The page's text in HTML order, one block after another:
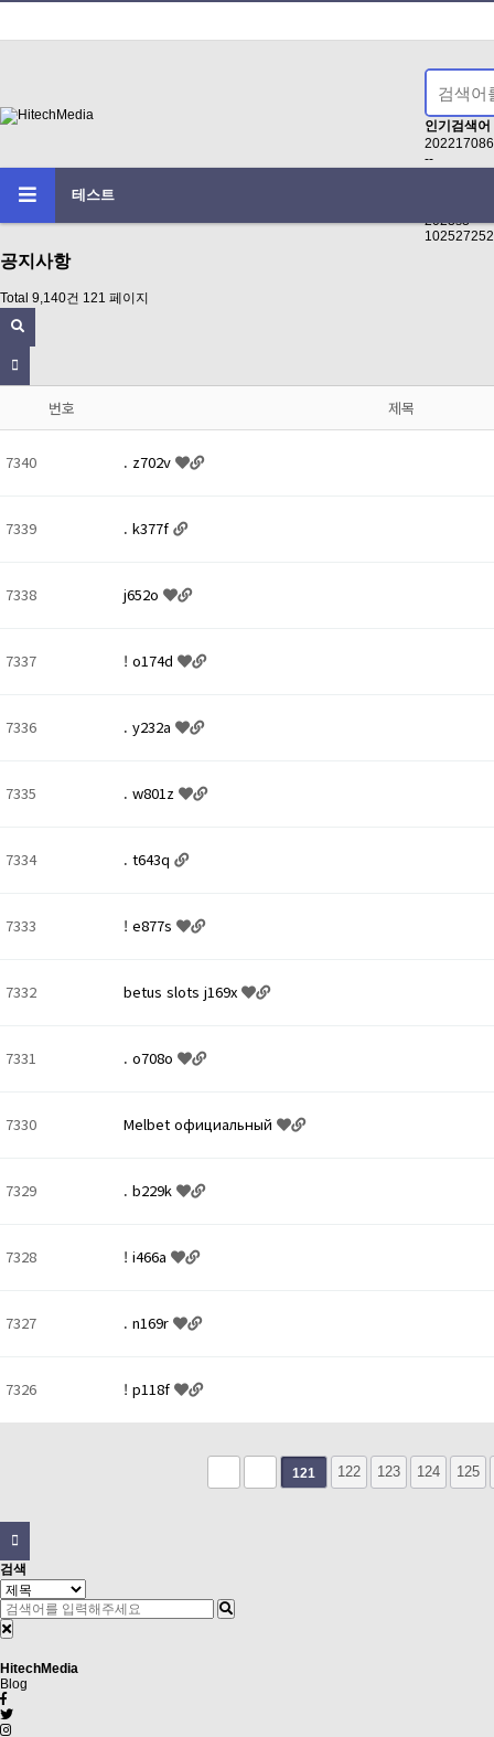
인기검색어
--
2023s3
테스트
공지사항
Total 9,140건 121 페이지
번호 제목
7340 . z702v
7339 . k377f
7338 j652o
7337 ! o174d
7336 . y232a
7335 . w801z
7334 . t643q
7333 ! e877s
7332 betus slots j169x
7331 . o708o
7330 Melbet официальный
7329 . b229k
7328 ! i466a
7327 . n169r
7326 ! p118f
121 122 123 124 125
검색
HitechMedia
Blog